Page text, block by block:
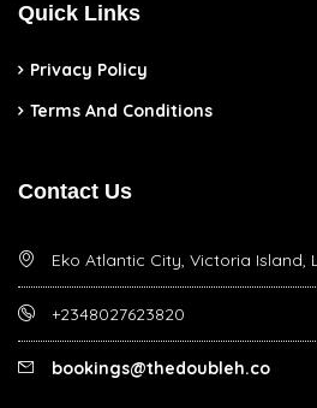
Quick Links
Privacy Policy
Terms And Conditions
Contact Us
Eko Atlantic City, Victoria Island,
+2348027623820
bookings@thedoubleh.co